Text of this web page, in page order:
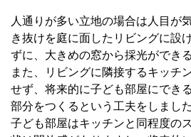
人通りが多い立地の場合は人目が
き抜けを庭に面したリビングに設
ずに、大きめの窓から採光ができ
また、リビングに隣接するキッチ
せず、将来的に子ども部屋にでき
部分をつくるという工夫をしました
子ども部屋はキッチンと同程度の